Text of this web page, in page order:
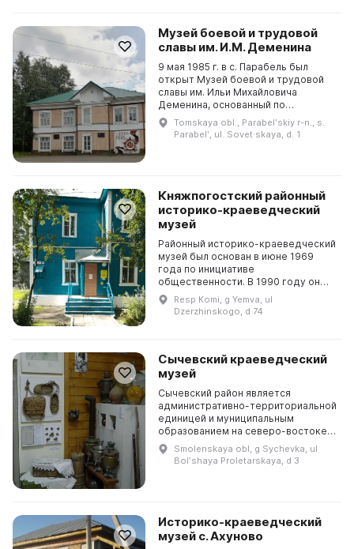
Музей боевой и трудовой
славы им. И.М. Деменина
9 мая 1985 г. в с. Парабель был
открыт Музей боевой и трудовой
славы им. Ильи Михайловича
Деменина, основанный по
инициативе ветерана Великой
Отечественной войны 1941–1945 гг.
Сбор материала для музея...
Tomskaya obl., Parabelʹskiy r-n., s.
Parabelʹ, ul. Sovet·skaya, d. 1
Княжпогостский районный
историко-краеведческий
музей
Районный историко-краеведческий
музей был основан в июне 1969
года по инициативе
общественности. В 1990 году он
перешёл в государственную сферу
и приобрел более научный
характер. Он занимается поиском...
Resp Komi, g Yemva, ul
Dzerzhinskogo, d 74
Сычевский краеведческий
музей
Сычевский район является
административно-территориальной
единицей и муниципальным
образованием на северо-востоке
Смоленской области,
административным центром
которого является небольшой и
Smolenskaya obl, g Sychevka, ul
Bolʹshaya Proletarskaya, d 3
Историко-краеведческий
музей с. Ахуново